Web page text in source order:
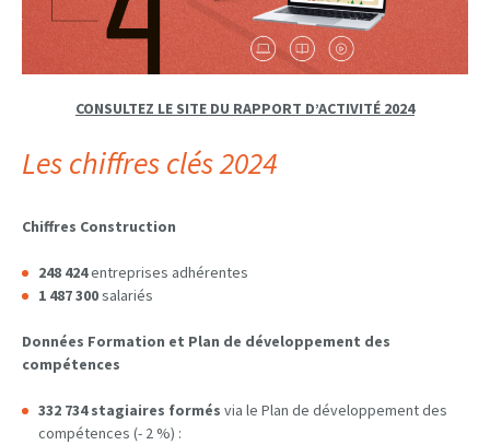
CONSULTEZ LE SITE DU RAPPORT D’ACTIVITÉ 2024
Les chiffres clés 2024
Chiffres Construction
248 424entreprises adhérentes
1 487 300salariés
Données Formation et Plan de développement des
compétences
332 734 stagiaires formés via le Plan de développement des
compétences (- 2 %) :